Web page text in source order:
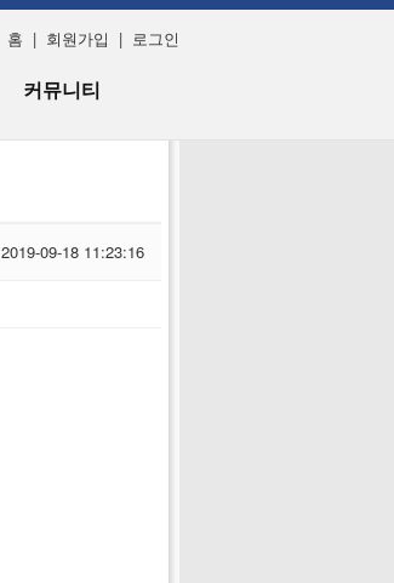
홈 | 회원가입 | 로그인
커뮤니티
2019-09-18 11:23:16